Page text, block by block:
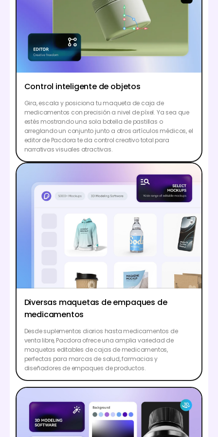
Control inteligente de objetos
Gira, escala y posiciona tu maqueta de caja de
medicamentos con precisión a nivel de píxel. Ya sea que
estés mostrando una sola botella de pastillas o
arreglando un conjunto junto a otros artículos médicos, el
editor de Pacdora te da control creativo total para
narrativas visuales atractivas.
Diversas maquetas de empaques de
medicamentos
Desde suplementos diarios hasta medicamentos de
venta libre, Pacdora ofrece una amplia variedad de
maquetas editables de cajas de medicamentos,
perfectas para marcas de salud, farmacias y
diseñadores de empaques de productos.